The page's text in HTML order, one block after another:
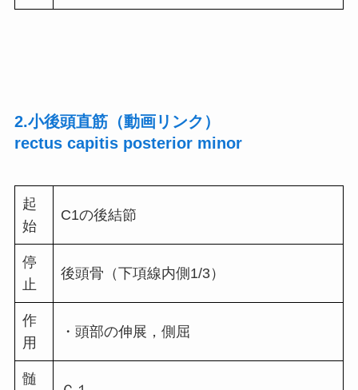
2.小後頭直筋（動画リンク）
rectus capitis posterior minor
起
始
C1の後結節
停
止
後頭骨（下項線内側1/3）
作
用
・頭部の伸展，側屈
髄